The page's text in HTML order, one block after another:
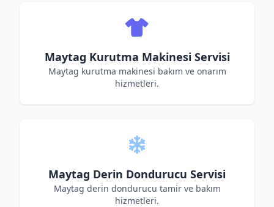
Maytag Kurutma Makinesi Servisi
Maytag kurutma makinesi bakım ve onarım
hizmetleri.
Maytag Derin Dondurucu Servisi
Maytag derin dondurucu tamir ve bakım
hizmetleri.